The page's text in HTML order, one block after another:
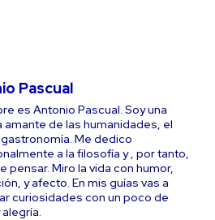
Pascual
es Antonio Pascual. Soy una
amante de las humanidades, el
Me dedico
a la filosofía y , por tanto,
pensar. Miro la vida con humor,
y afecto. En mis guías vas a
curiosidades con un poco de